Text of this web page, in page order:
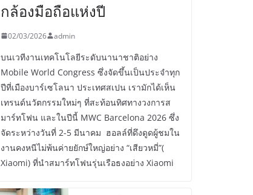
กล้องมือถือแห่งปี
02/03/2026 admin
บนเวทีงานเทคโนโลยีระดับนานาชาติอย่าง
Mobile World Congress ซึ่งจัดขึ้นเป็นประจำทุก
ปีที่เมืองบาร์เซโลนา ประเทศสเปน เรามักได้เห็น
เทรนด์นวัตกรรมใหม่ๆ ที่สะท้อนทิศทางวงการส
มาร์ทโฟน และในปีนี้ MWC Barcelona 2026 ซึ่ง
จัดระหว่างวันที่ 2-5 มีนาคม ฮอลล์ที่ดึงดูดผู้ชมใน
งานคงหนีไม่พ้นค่ายยักษ์ใหญ่อย่าง “เสียวหมี่”(
Xiaomi) ที่นำสมาร์ทโฟนรุ่นเรือธงอย่าง Xiaomi